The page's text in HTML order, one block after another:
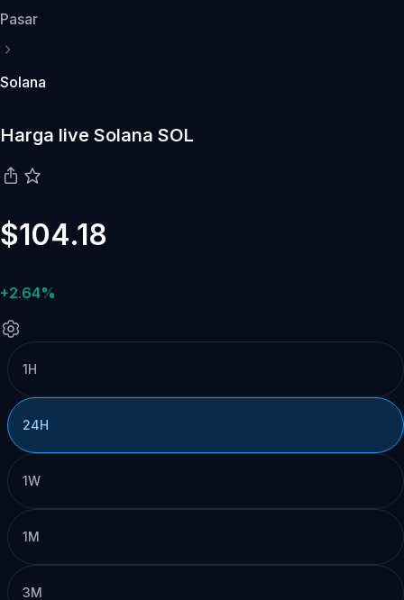
Pasar
Solana
Harga live Solana SOL
$104.18
+2.64%
1H
24H
1W
1M
3M